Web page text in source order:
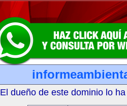
El dueño de este dominio lo